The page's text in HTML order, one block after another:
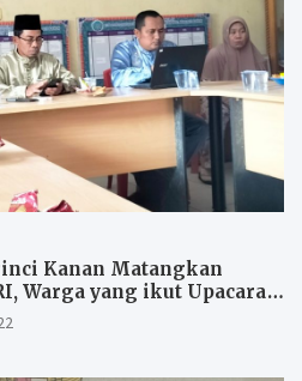
Kanan Matangkan
Warga yang ikut Upacara